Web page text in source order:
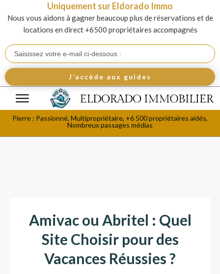
Uniquement sur Eldorado Immo
Nous vous aidons à gagner beaucoup plus de réservations et de
locations en direct +6500 propriétaires accompagnés
J’accède aux guides
Pierre : Passionné, Multipropriétaire, +6 500 propriétaires aidés,
Nombreux passages médias
Amivac ou Abritel : Quel
Site Choisir pour des
Vacances Réussies ?